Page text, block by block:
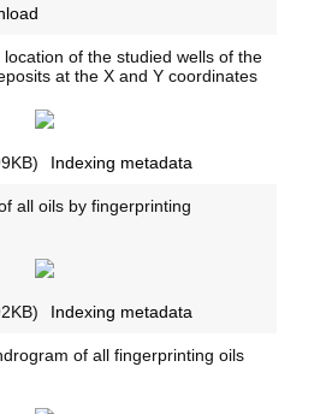
of the studied wells of the
at the X and Y coordinates
Indexing metadata
all oils by fingerprinting
Indexing metadata
of all fingerprinting oils